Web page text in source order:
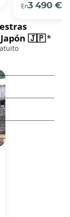
En3 490 €